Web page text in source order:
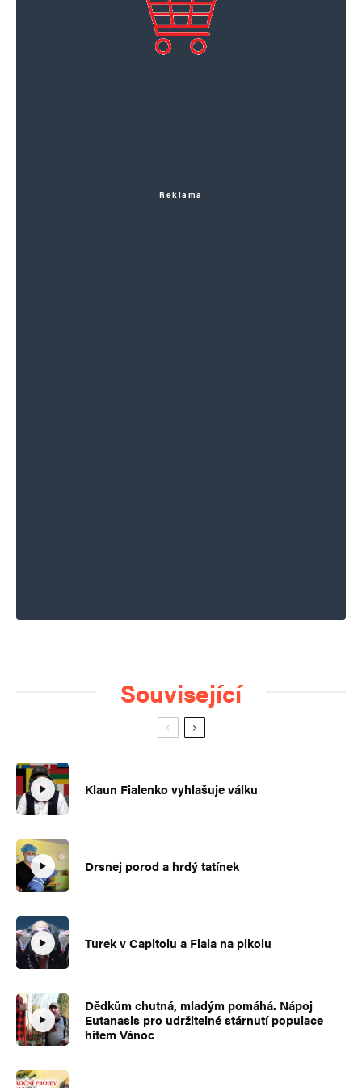
Reklama
Související
Klaun Fialenko vyhlašuje válku
Drsnej porod a hrdý tatínek
Turek v Capitolu a Fiala na pikolu
Dědkům chutná, mladým pomáhá. Nápoj
Eutanasis pro udržitelné stárnutí populace
hitem Vánoc